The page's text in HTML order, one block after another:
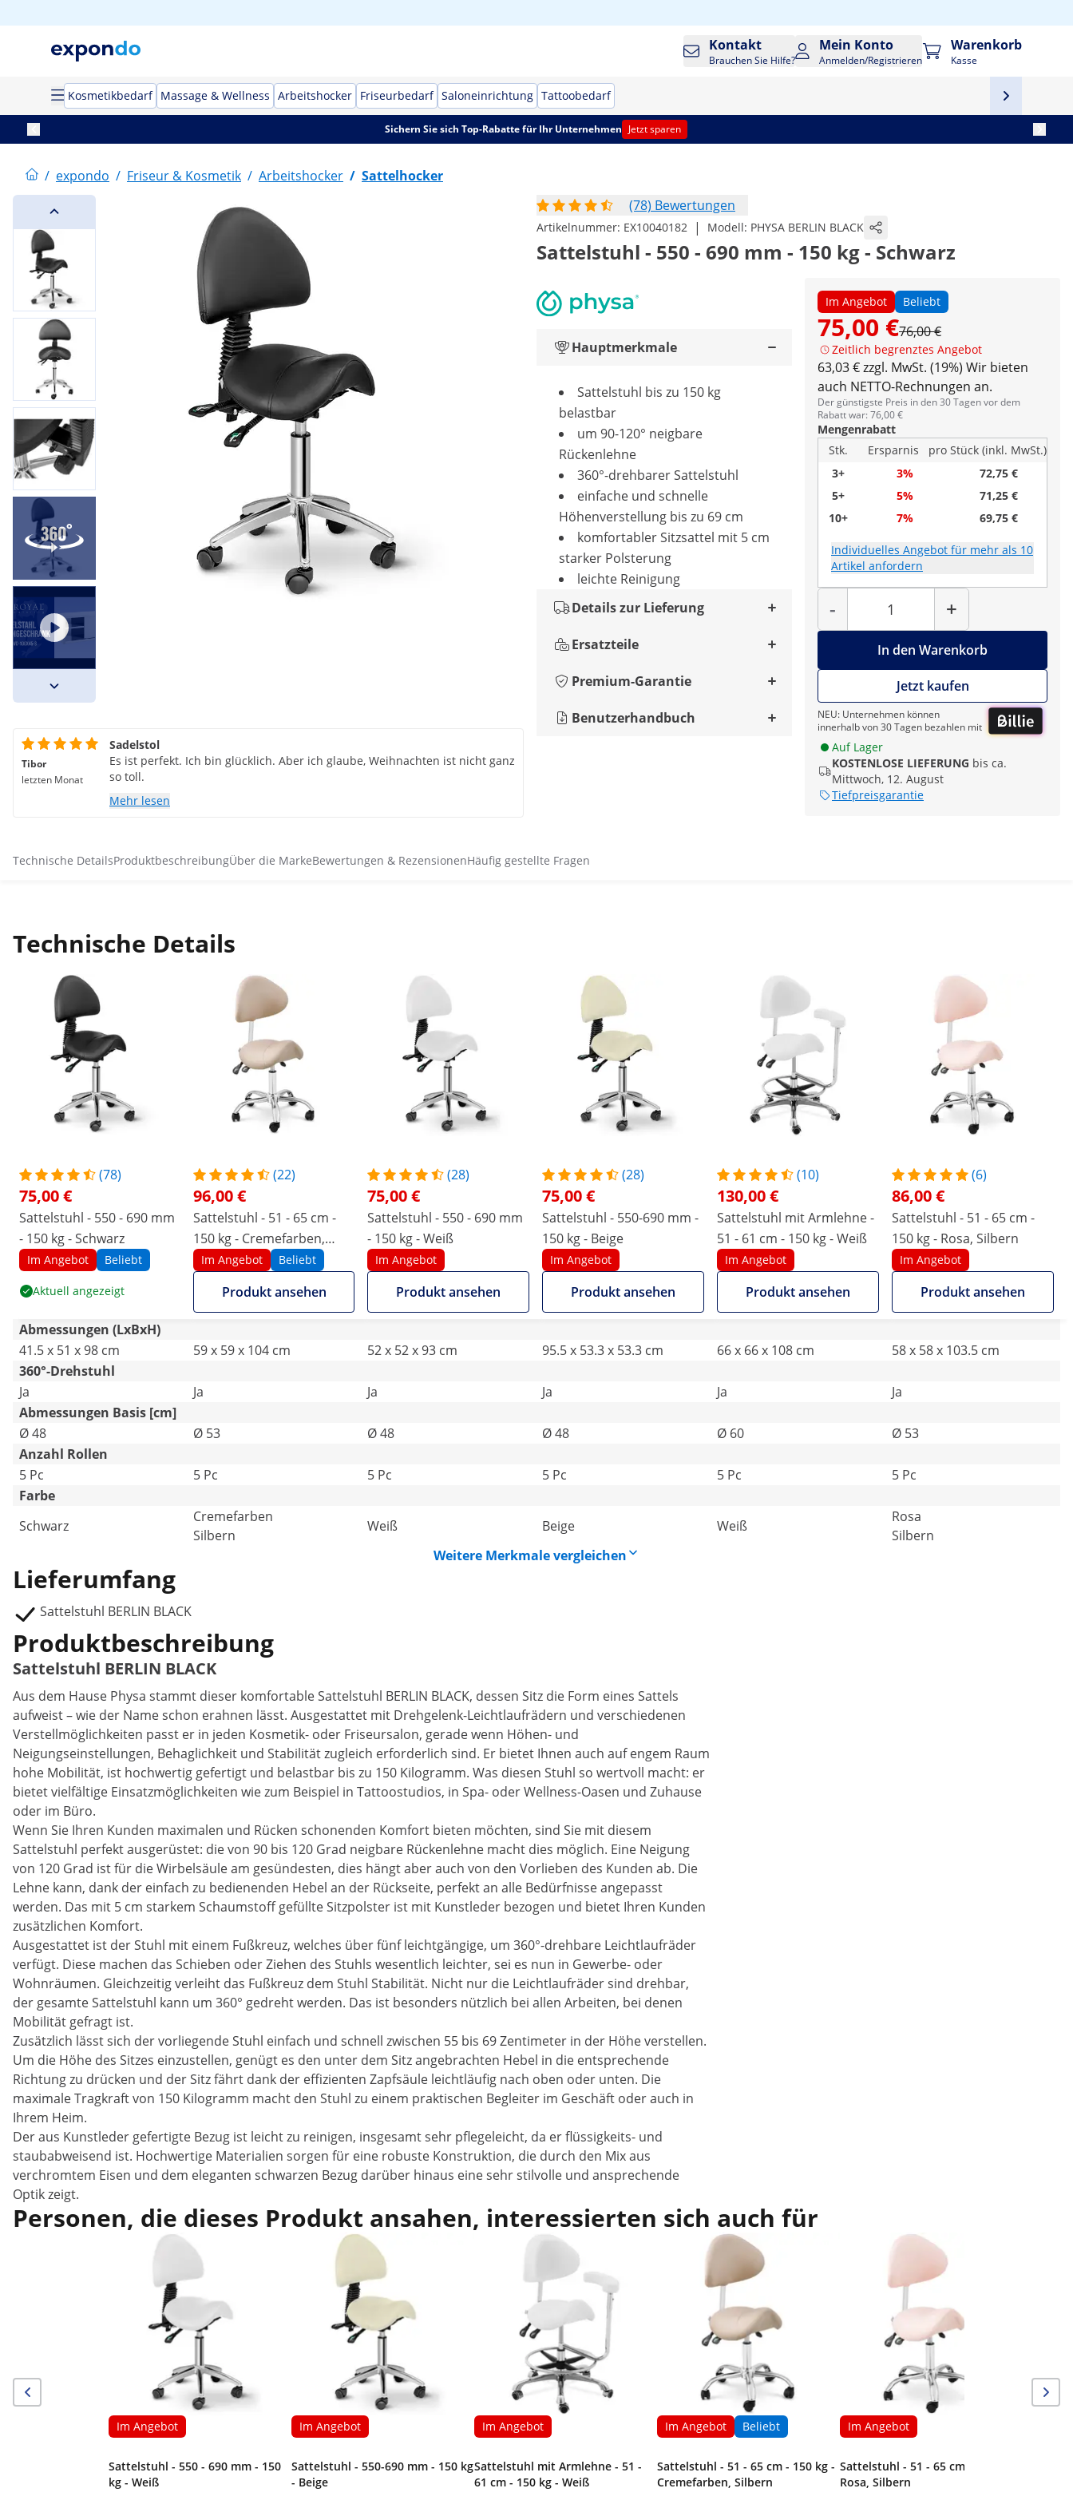
Kontakt
Brauchen Sie Hilfe?
Mein Konto
Anmelden/Registrieren
Warenkorb
Kasse
Kosmetikbedarf Massage & Wellness Arbeitshocker Friseurbedarf Saloneinrichtung Tattoobedarf
Sichern Sie sich Top-Rabatte für Ihr Unternehmen Jetzt sparen
/ expondo / Friseur & Kosmetik / Arbeitshocker / Sattelhocker
(78) Bewertungen
Artikelnummer: EX10040182 | Modell: PHYSA BERLIN BLACK
Sattelstuhl - 550 - 690 mm - 150 kg - Schwarz
Im Angebot Beliebt
75,00 €76,00 €
Zeitlich begrenztes Angebot
63,03 € zzgl. MwSt. (19%) Wir bieten
auch NETTO-Rechnungen an.
Der günstigste Preis in den 30 Tagen vor dem
Rabatt war: 76,00 €
Mengenrabatt
Stk.
Ersparnis
pro Stück (inkl. MwSt.)
3+
3%
72,75 €
5+
5%
71,25 €
10+
7% 69,75 €
Individuelles Angebot für mehr als 10
Artikel anfordern
-
Menge
+
In den Warenkorb
Jetzt kaufen
NEU: Unternehmen können
innerhalb von 30 Tagen bezahlen mit
Auf Lager
KOSTENLOSE LIEFERUNG bis ca.
Mittwoch, 12. August
Tiefpreisgarantie
Hauptmerkmale
Sattelstuhl bis zu 150 kg
belastbar
um 90-120° neigbare
Rückenlehne
360°-drehbarer Sattelstuhl
einfache und schnelle
Höhenverstellung bis zu 69 cm
komfortabler Sitzsattel mit 5 cm
starker Polsterung
leichte Reinigung
Details zur Lieferung
Ersatzteile
Premium-Garantie
Benutzerhandbuch
Tibor
letzten Monat
Sadelstol
Es ist perfekt. Ich bin glücklich. Aber ich glaube, Weihnachten ist nicht ganz
so toll.
Mehr lesen
Technische DetailsProduktbeschreibungÜber die MarkeBewertungen & RezensionenHäufig gestellte Fragen
Technische Details
(78)
75,00 €
Sattelstuhl - 550 - 690 mm
- 150 kg - Schwarz
Im Angebot Beliebt
Aktuell angezeigt
(22)
96,00 €
Sattelstuhl - 51 - 65 cm -
150 kg - Creme­far­ben,
Silbern
Im Angebot Beliebt
Produkt ansehen
(28)
75,00 €
Sattelstuhl - 550 - 690 mm
- 150 kg - Weiß
Im Angebot
Produkt ansehen
(28)
75,00 €
Sattelstuhl - 550-690 mm -
150 kg - Beige
Im Angebot
Produkt ansehen
(10)
130,00 €
Sattelstuhl mit Armlehne -
51 - 61 cm - 150 kg - Weiß
Im Angebot
Produkt ansehen
(6)
86,00 €
Sattelstuhl - 51 - 65 cm -
150 kg - Rosa, Silbern
Im Angebot
Produkt ansehen
Abmessungen (LxBxH)
41.5 x 51 x 98 cm
59 x 59 x 104 cm 52 x 52 x 93 cm 95.5 x 53.3 x 53.3 cm 66 x 66 x 108 cm
58 x 58 x 103.5 cm
360°-Drehstuhl
Ja
Ja Ja Ja Ja
Ja
Abmessungen Basis [cm]
Ø 48
Ø 53 Ø 48 Ø 48 Ø 60
Ø 53
Anzahl Rollen
5 Pc
5 Pc 5 Pc 5 Pc 5 Pc
5 Pc
Farbe
Schwarz
Creme­far­ben
Silbern
Weiß Beige Weiß
Rosa
Silbern
Weitere Merkmale vergleichen
Lieferumfang
Sattelstuhl BERLIN BLACK
Produktbeschreibung
Sattelstuhl BERLIN BLACK
Aus dem Hause Physa stammt dieser komfortable Sattelstuhl BERLIN BLACK, dessen Sitz die Form eines Sattels
aufweist – wie der Name schon erahnen lässt. Ausgestattet mit Drehgelenk-Leichtlaufrädern und verschiedenen
Verstellmöglichkeiten passt er in jeden Kosmetik- oder Friseursalon, gerade wenn Höhen- und
Neigungseinstellungen, Behaglichkeit und Stabilität zugleich erforderlich sind. Er bietet Ihnen auch auf engem Raum
hohe Mobilität, ist hochwertig gefertigt und belastbar bis zu 150 Kilogramm. Was diesen Stuhl so wertvoll macht: er
bietet vielfältige Einsatzmöglichkeiten wie zum Beispiel in Tattoostudios, in Spa- oder Wellness-Oasen und Zuhause
oder im Büro.
Wenn Sie Ihren Kunden maximalen und Rücken schonenden Komfort bieten möchten, sind Sie mit diesem
Sattelstuhl perfekt ausgerüstet: die von 90 bis 120 Grad neigbare Rückenlehne macht dies möglich. Eine Neigung
von 120 Grad ist für die Wirbelsäule am gesündesten, dies hängt aber auch von den Vorlieben des Kunden ab. Die
Lehne kann, dank der einfach zu bedienenden Hebel an der Rückseite, perfekt an alle Bedürfnisse angepasst
werden. Das mit 5 cm starkem Schaumstoff gefüllte Sitzpolster ist mit Kunstleder bezogen und bietet Ihren Kunden
zusätzlichen Komfort.
Ausgestattet ist der Stuhl mit einem Fußkreuz, welches über fünf leichtgängige, um 360°-drehbare Leichtlaufräder
verfügt. Diese machen das Schieben oder Ziehen des Stuhls wesentlich leichter, sei es nun in Gewerbe- oder
Wohnräumen. Gleichzeitig verleiht das Fußkreuz dem Stuhl Stabilität. Nicht nur die Leichtlaufräder sind drehbar,
der gesamte Sattelstuhl kann um 360° gedreht werden. Das ist besonders nützlich bei allen Arbeiten, bei denen
Mobilität gefragt ist.
Zusätzlich lässt sich der vorliegende Stuhl einfach und schnell zwischen 55 bis 69 Zentimeter in der Höhe verstellen.
Um die Höhe des Sitzes einzustellen, genügt es den unter dem Sitz angebrachten Hebel in die entsprechende
Richtung zu drücken und der Sitz fährt dank der effizienten Zapfsäule leichtläufig nach oben oder unten. Die
maximale Tragkraft von 150 Kilogramm macht den Stuhl zu einem praktischen Begleiter im Geschäft oder auch in
Ihrem Heim.
Der aus Kunstleder gefertigte Bezug ist leicht zu reinigen, insgesamt sehr pflegeleicht, da er flüssigkeits- und
staubabweisend ist. Hochwertige Materialien sorgen für eine robuste Konstruktion, die durch den Mix aus
verchromtem Eisen und dem eleganten schwarzen Bezug darüber hinaus eine sehr stilvolle und ansprechende
Optik zeigt.
Personen, die dieses Produkt ansahen, interessierten sich auch für
Im Angebot
Sattelstuhl - 550 - 690 mm - 150
kg - Weiß
Im Angebot
Sattelstuhl - 550-690 mm - 150 kg
- Beige
Im Angebot
Sattelstuhl mit Armlehne - 51 -
61 cm - 150 kg - Weiß
Im Angebot Beliebt
Sattelstuhl - 51 - 65 cm - 150 kg -
Creme­far­ben, Silbern
Im Angebot
Sattelstuhl - 51 - 65 cm - 150 kg -
Rosa, Silbern